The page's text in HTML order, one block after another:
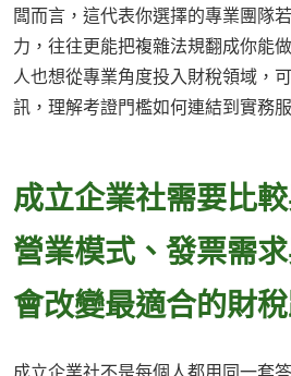
闆而言，這代表你選擇的專業團隊
力，往往更能把複雜法規翻成你能
人也想從專業角度投入財稅領域，
訊，理解考證門檻如何連結到實務
成立企業社需要比
營業模式、發票需
會改變最適合的財